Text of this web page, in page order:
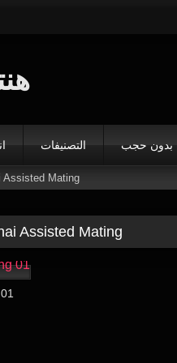
التصنيفات بدون حجب
Assisted Mating
Assisted Mating